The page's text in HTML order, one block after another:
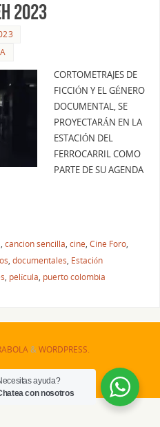
2023
CORTOMETRAJES DE
FICCIÓN Y EL GÉNERO
DOCUMENTAL, SE
PROYECTARÁN EN LA
ESTACIÓN DEL
FERROCARRIL COMO
PARTE DE SU AGENDA
, cancion sencilla, cine, Cine Foro,
, documentales, Estación
, película, puerto colombia
&WORDPRESS.
ayuda?
con nosotros